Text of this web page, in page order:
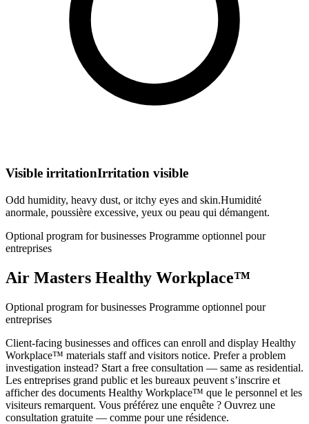
Visible irritationIrritation visible
Odd humidity, heavy dust, or itchy eyes and skin.Humidité
anormale, poussière excessive, yeux ou peau qui démangent.
Optional program for businesses Programme optionnel pour
entreprises
Air Masters Healthy Workplace™
Optional program for businesses Programme optionnel pour
entreprises
Client-facing businesses and offices can enroll and display Healthy
Workplace™ materials staff and visitors notice. Prefer a problem
investigation instead? Start a free consultation — same as residential.
Les entreprises grand public et les bureaux peuvent s’inscrire et
afficher des documents Healthy Workplace™ que le personnel et les
visiteurs remarquent. Vous préférez une enquête ? Ouvrez une
consultation gratuite — comme pour une résidence.